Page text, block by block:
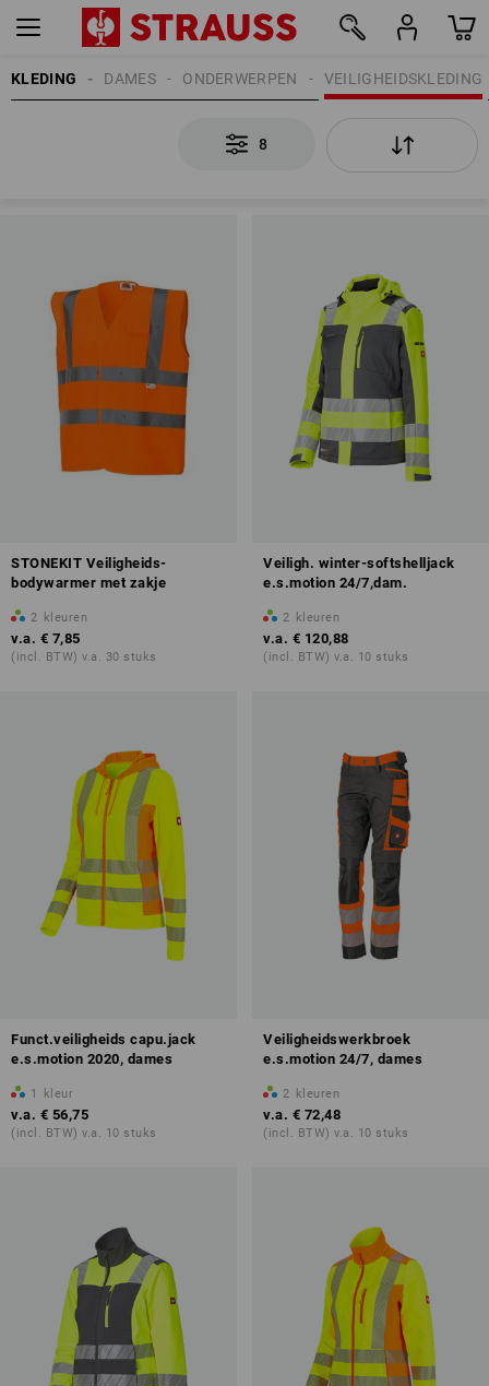
KLEDING VEILIGHEIDSKLEDING
ONDERWERPEN
DAMES
8
STONEKIT Veiligheids-
bodywarmer met zakje
2 kleuren
v.a. € 7,85
(incl. BTW) v.a. 30 stuks
Veiligh. winter-softshelljack
e.s.motion 24/7,dam.
2 kleuren
v.a. € 120,88
(incl. BTW) v.a. 10 stuks
Funct.veiligheids capu.jack
e.s.motion 2020, dames
1 kleur
v.a. € 56,75
(incl. BTW) v.a. 10 stuks
Veiligheidswerkbroek
e.s.motion 24/7, dames
2 kleuren
v.a. € 72,48
(incl. BTW) v.a. 10 stuks